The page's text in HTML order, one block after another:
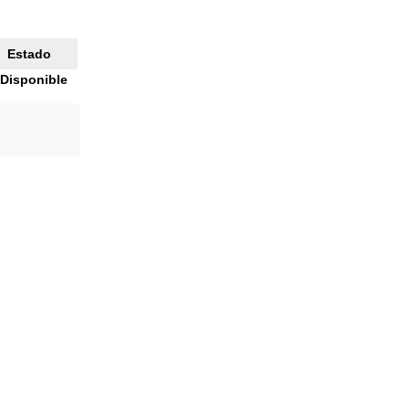
Estado
Disponible